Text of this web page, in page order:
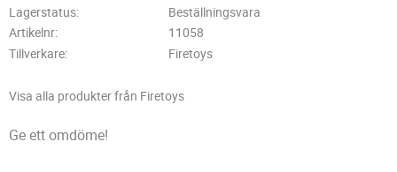
Lagerstatus
Beställningsvara
Artikelnr
11058
Tillverkare
Firetoys
Visa alla produkter från Firetoys
Ge ett omdöme!